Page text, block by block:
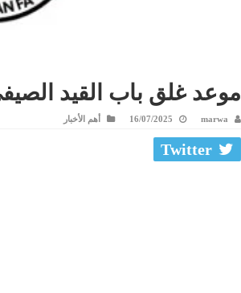
موعد غلق باب القيد
marwa
16/07/2025 أهم الأخبار
Twitter